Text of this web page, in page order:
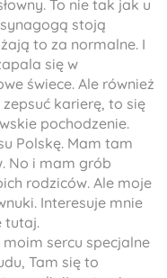
To nie tak jak u
stoją
to za normalne. I
się w
świece. Ale również
karierę, to się
pochodzenie.
Polskę. Mam tam
No i mam grób
rodziców. Ale moje
Interesuje mnie
tutaj.
sercu specjalne
Tam się to